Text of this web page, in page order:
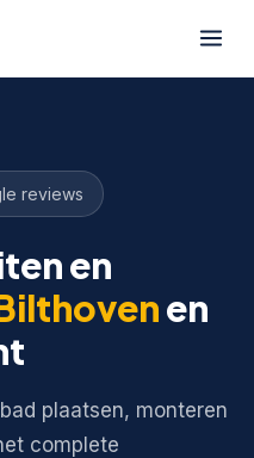
reviews
en
en
plaatsen, monteren
complete